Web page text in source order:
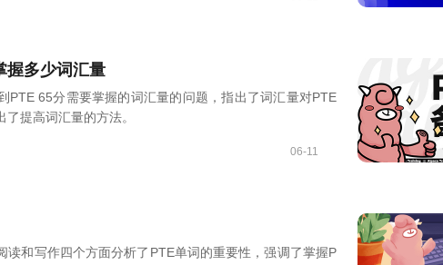
握多少词汇量
PTE 65分需要掌握的词汇量的问题，指出了词汇量对PTE
提高词汇量的方法。
06-11
读和写作四个方面分析了PTE单词的重要性，强调了掌握P